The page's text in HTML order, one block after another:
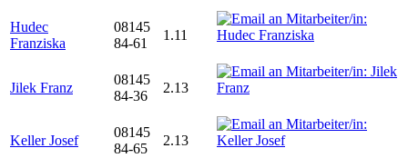
Hudec
Franziska
08145
84-61
1.11
Jilek Franz
08145
84-36
2.13
Keller Josef
08145
84-65
2.13